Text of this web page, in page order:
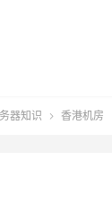
器知识  香港机房